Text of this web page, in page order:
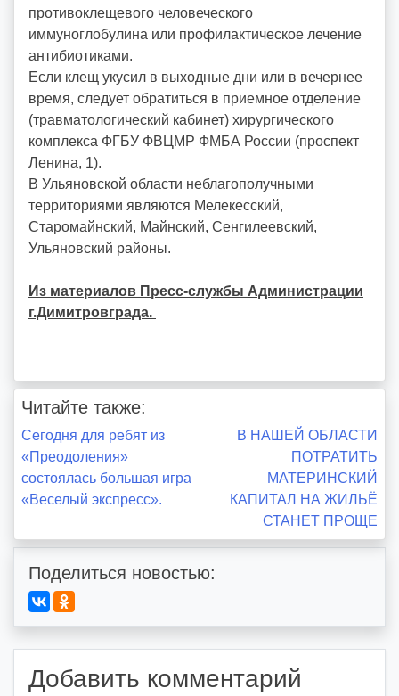
противоклещевого человеческого
иммуноглобулина или профилактическое лечение
антибиотиками.
Если клещ укусил в выходные дни или в вечернее
время, следует обратиться в приемное отделение
(травматологический кабинет) хирургического
комплекса ФГБУ ФВЦМР ФМБА России (проспект
Ленина, 1).
В Ульяновской области неблагополучными
территориями являются Мелекесский,
Старомайнский, Майнский, Сенгилеевский,
Ульяновский районы.
Из материалов Пресс-службы Администрации
г.Димитровграда.
Читайте также:
Навигация
по
записям
Сегодня для ребят из
«Преодоления»
состоялась большая игра
«Веселый экспресс».
В НАШЕЙ ОБЛАСТИ
ПОТРАТИТЬ
МАТЕРИНСКИЙ
КАПИТАЛ НА ЖИЛЬЁ
СТАНЕТ ПРОЩЕ
Поделиться новостью:
Добавить комментарий